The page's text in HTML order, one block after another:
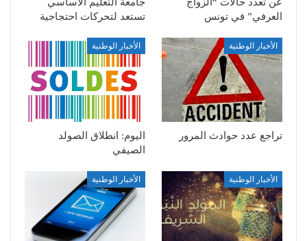
العرفي” في تونس
تستعد لتحركات احتجاجية
الأخبار الوطنية
تراجع عدد حوادث المرور
الأخبار الوطنية
اليوم: انطلاق الصولد
الصيفي
الأخبار الوطنية الأخبار الوطنية